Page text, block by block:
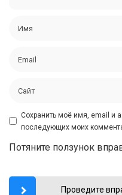
Сохранить моё имя, email и
последующих моих
Потяните ползунок
Проведите